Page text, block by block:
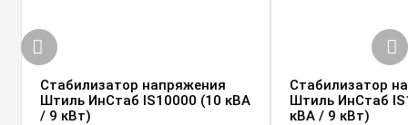
Стабилизатор напряжения
Штиль ИнСтаб IS10000 (10 кВА
/ 9 кВт)
Стабилизатор
Штиль ИнСтаб
кВА / 9 кВт)